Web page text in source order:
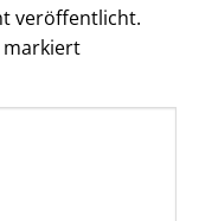
veröffentlicht.
markiert